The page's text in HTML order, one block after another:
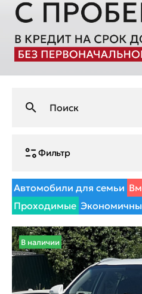
Фильтр
Автомобили для семьи
Проходимые
В наличии